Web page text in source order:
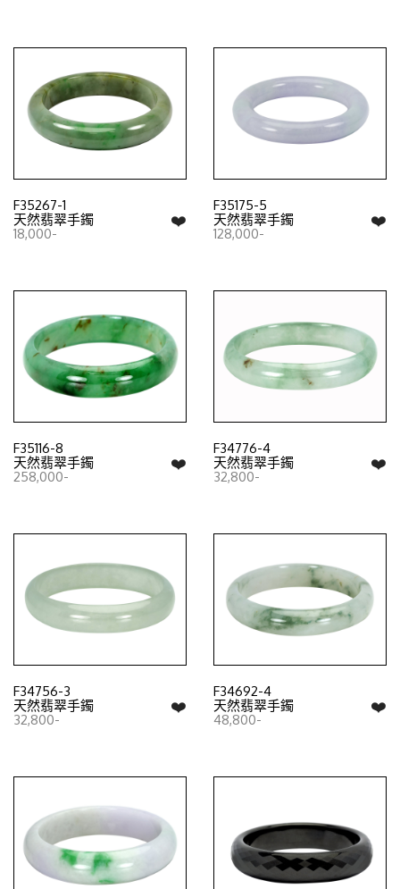
F35267-1
❤️
天然翡翠手鐲
18,000-
F35175-5
❤️
天然翡翠手鐲
128,000-
F35116-8
❤️
天然翡翠手鐲
258,000-
F34776-4
❤️
天然翡翠手鐲
32,800-
F34756-3
❤️
天然翡翠手鐲
32,800-
F34692-4
❤️
天然翡翠手鐲
48,800-